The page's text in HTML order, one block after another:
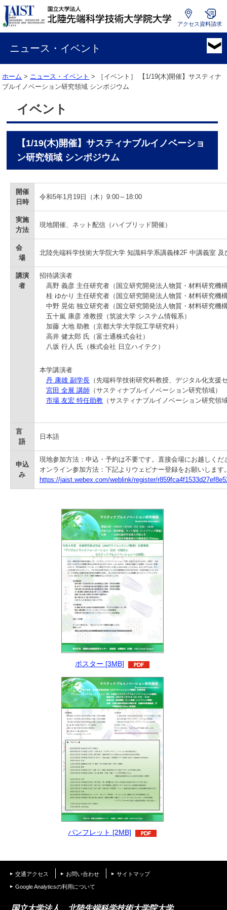
国
学
法
人
先
端
アクセス 資料請求
ニュース・イベント
ホーム > ニュース・イベント > ［イベント］
【1/19(木)開催】サスティナ
ブルイノベーション研究領域 シンポジウム
イベント
【1/19(木)開催】サスティナブルイノベーショ
ン研究領域 シンポジウム
開催
日時
令和5年1月19日（木）9:00～18:00
実施
方法
現地開催、ネット配信（ハイブリッド開催）
会
場
北陸先端科学技術大学院大学 知識科学系講義棟2F 中講義室 及
講演
者
招待講演者
高野 義彦 主任研究者（国立研究開発法人物質・材料研究機
桂 ゆかり 主任研究者（国立研究開発法人物質・材料研究機
中野 晃佑 独立研究者（国立研究開発法人物質・材料研究機
五十嵐 康彦 准教授（筑波大学 システム情報系）
加藤 大地 助教（京都大学大学院工学研究科）
高井 健太郎 氏（富士通株式会社）
八坂 行人 氏（株式会社 日立ハイテク）
本学講演者
丹 康雄 副学長（先端科学技術研究科教授、デジタル化支援
宮田 全展 講師（サスティナブルイノベーション研究領域）
市場 友宏 特任助教（サスティナブルイノベーション研究領
言
語
日本語
申込
み
現地参加方法：申込・予約は不要です。直接会場にお越しくだ
オンライン参加方法：下記よりウェビナー登録をお願いします
https://jaist.webex.com/weblink/register/
ポスター [3MB]
パンフレット [2MB]
交通アクセス お問い合わせ サイトマップ
Google Analyticsの利用について
国立大学法人 北陸先端科学技術大学院大学